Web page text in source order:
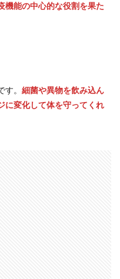
機能の中心的な役割を果た
。 細菌や異物を飲み込ん
に変化して体を守ってくれ